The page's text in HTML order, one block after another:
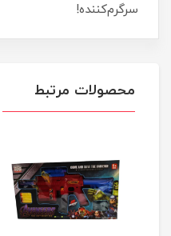
سرگرم‌کننده!
محصولات مرتبط